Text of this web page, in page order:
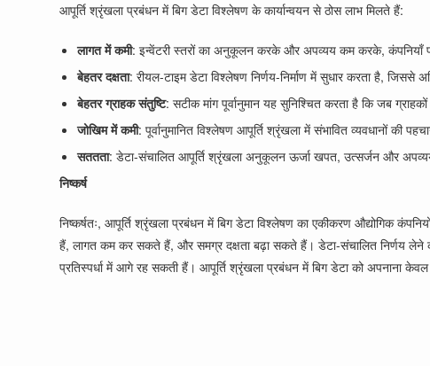
आपूर्ति श्रृंखला प्रबंधन में बिग डेटा विश्लेषण के कार्यान्वयन से ठोस लाभ मिलते हैं:
लागत में कमी: इन्वेंटरी स्तरों का अनुकूलन करके और अपव्यय कम करके, कंपनियाँ
बेहतर दक्षता: रीयल-टाइम डेटा विश्लेषण निर्णय-निर्माण में सुधार करता है,
बेहतर ग्राहक संतुष्टि: सटीक मांग पूर्वानुमान यह सुनिश्चित करता है कि जब
जोखिम में कमी: पूर्वानुमानित विश्लेषण आपूर्ति श्रृंखला में संभावित व्यवधानों
सततता: डेटा-संचालित आपूर्ति श्रृंखला अनुकूलन ऊर्जा खपत, उत्सर्जन और
निष्कर्ष
निष्कर्षतः, आपूर्ति श्रृंखला प्रबंधन में बिग डेटा विश्लेषण का एकीकरण औद्योगिक
हैं, लागत कम कर सकते हैं, और समग्र दक्षता बढ़ा सकते हैं। डेटा-संचालित निर्णय लेने
प्रतिस्पर्धा में आगे रह सकती हैं। आपूर्ति श्रृंखला प्रबंधन में बिग डेटा को अपनाना